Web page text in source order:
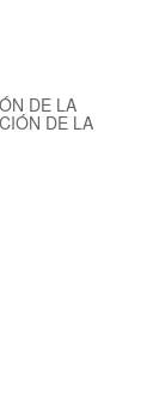
DE LA
DE LA